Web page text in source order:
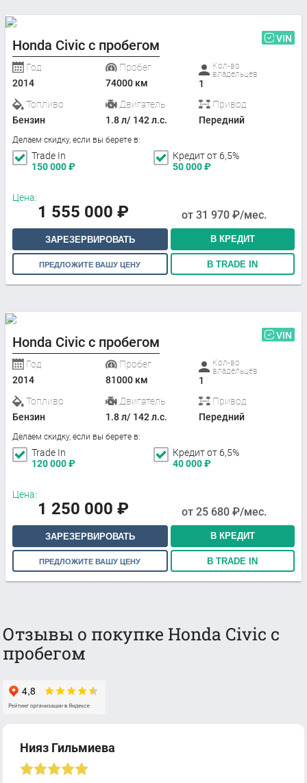
Honda Civic с пробегом VIN
Год
2014
Пробег
74000 км
Кол-во
владельцев
1
Топливо
Бензин
Двигатель
1.8 л/ 142 л.с.
Привод
Передний
Делаем скидку, если вы берете в:
Trade In
150 000₽
Кредит от 6,5%
50 000₽
Цена:
1 555 000 ₽ от 31 970 ₽/мес.
ЗАРЕЗЕРВИРОВАТЬ В КРЕДИТ
ПРЕДЛОЖИТЕ ВАШУ ЦЕНУ В TRADE IN
Honda Civic с пробегом VIN
Год
2014
Пробег
81000 км
Кол-во
владельцев
1
Топливо
Бензин
Двигатель
1.8 л/ 142 л.с.
Привод
Передний
Делаем скидку, если вы берете в:
Trade In
120 000₽
Кредит от 6,5%
40 000₽
Цена:
1 250 000 ₽ от 25 680 ₽/мес.
ЗАРЕЗЕРВИРОВАТЬ В КРЕДИТ
ПРЕДЛОЖИТЕ ВАШУ ЦЕНУ В TRADE IN
Отзывы о покупке Honda Civic с
пробегом
Нияз Гильмиева